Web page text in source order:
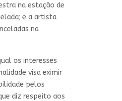
na estação de
e a artista
na
os interesses
visa eximir
pelos
diz respeito aos